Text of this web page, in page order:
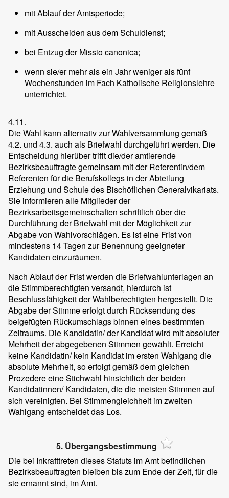
mit Ablauf der Amtsperiode;
mit Ausscheiden aus dem Schuldienst;
bei Entzug der Missio canonica;
wenn sie/er mehr als ein Jahr weniger als fünf
Wochenstunden im Fach Katholische Religionslehre
unterrichtet.
4.11.
Die Wahl kann alternativ zur Wahlversammlung gemäß
4.2. und 4.3. auch als Briefwahl durchgeführt werden. Die
Entscheidung hierüber trifft die/der amtierende
Bezirksbeauftragte gemeinsam mit der Referentin/dem
Referenten für die Berufskollegs in der Abteilung
Erziehung und Schule des Bischöflichen Generalvikariats.
Sie informieren alle Mitglieder der
Bezirksarbeitsgemeinschaften schriftlich über die
Durchführung der Briefwahl mit der Möglichkeit zur
Abgabe von Wahlvorschlägen. Es ist eine Frist von
mindestens 14 Tagen zur Benennung geeigneter
Kandidaten einzuräumen.
Nach Ablauf der Frist werden die Briefwahlunterlagen an
die Stimmberechtigten versandt, hierdurch ist
Beschlussfähigkeit der Wahlberechtigten hergestellt. Die
Abgabe der Stimme erfolgt durch Rücksendung des
beigefügten Rückumschlags binnen eines bestimmten
Zeitraums. Die Kandidatin/ der Kandidat wird mit absoluter
Mehrheit der abgegebenen Stimmen gewählt. Erreicht
keine Kandidatin/ kein Kandidat im ersten Wahlgang die
absolute Mehrheit, so erfolgt gemäß dem gleichen
Prozedere eine Stichwahl hinsichtlich der beiden
Kandidatinnen/ Kandidaten, die die meisten Stimmen auf
sich vereinigten. Bei Stimmengleichheit im zweiten
Wahlgang entscheidet das Los.
5. Übergangsbestimmung
Die bei Inkrafttreten dieses Statuts im Amt befindlichen
Bezirksbeauftragten bleiben bis zum Ende der Zeit, für die
sie ernannt sind, im Amt.